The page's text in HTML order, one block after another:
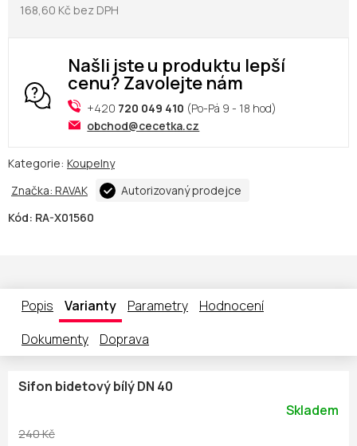
168,60 Kč bez DPH
Našli jste u produktu lepší
cenu? Zavolejte nám
+420 720 049 410 (Po-Pá 9 - 18 hod)
obchod@cecetka.cz
Kategorie: Koupelny
Značka: RAVAK
Autorizovaný prodejce
Kód: RA-X01560
Popis Varianty Parametry
Hodnocení
Dokumenty
Doprava
Sifon bidetový bílý DN 40
240 Kč
Skladem